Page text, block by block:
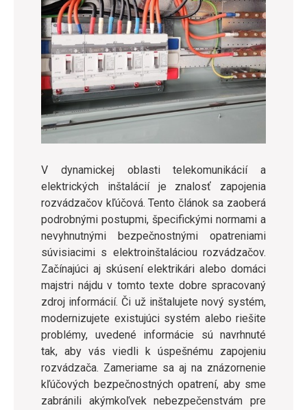
V dynamickej oblasti telekomunikácií a
elektrických inštalácií je znalosť zapojenia
rozvádzačov kľúčová. Tento článok sa zaoberá
podrobnými postupmi, špecifickými normami a
nevyhnutnými bezpečnostnými opatreniami
súvisiacimi s elektroinštaláciou rozvádzačov.
Začínajúci aj skúsení elektrikári alebo domáci
majstri nájdu v tomto texte dobre spracovaný
zdroj informácií. Či už inštalujete nový systém,
modernizujete existujúci systém alebo riešite
problémy, uvedené informácie sú navrhnuté
tak, aby vás viedli k úspešnému zapojeniu
rozvádzača. Zameriame sa aj na znázornenie
kľúčových bezpečnostných opatrení, aby sme
zabránili akýmkoľvek nebezpečenstvám pre